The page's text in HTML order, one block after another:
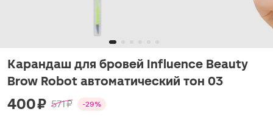
Карандаш для бровей Influence Beauty
Brow Robot автоматический тон 03
400 ₽ 571 ₽ -29%